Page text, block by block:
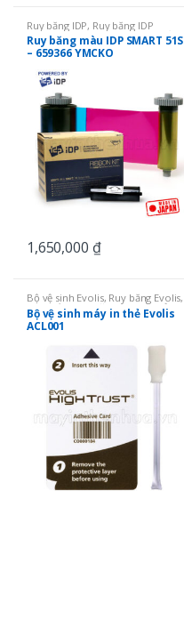
Ruy băng IDP, Ruy băng IDP
SMART 51 Ruy băng mực in thẻ,
Ruy băng màu YMCKO
Ruy băng màu IDP SMART 51S
– 659366 YMCKO
1,650,000 ₫
Bộ vệ sinh Evolis, Ruy băng Evolis,
Linh kiện Ruy băng mực in thẻ,
Bộ vệ sinh
Bộ vệ sinh máy in thẻ Evolis
ACL001